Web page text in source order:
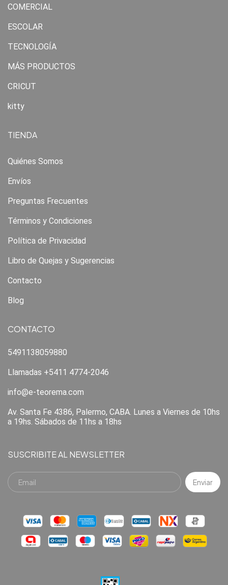
COMERCIAL
ESCOLAR
TECNOLOGÍA
MÁS PRODUCTOS
CRICUT
kitty
TIENDA
Quiénes Somos
Envíos
Preguntas Frecuentes
Términos y Condiciones
Política de Privacidad
Libro de Quejas y Sugerencias
Contacto
Blog
CONTACTO
5491138059880
Llamadas +5411 4774-2046
info@e-teorema.com
Av. Santa Fe 4386, Palermo, CABA. Lunes a Viernes de 10hs
a 19hs. Sábados de 11hs a 18hs
SUSCRIBITE AL NEWSLETTER